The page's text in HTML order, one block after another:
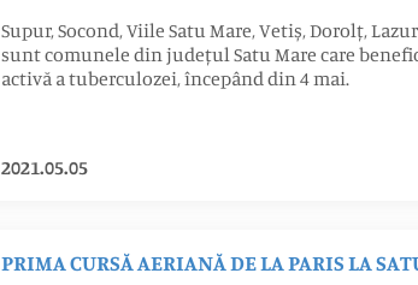
Supur, Socond, Viile Satu Mare, Vetiș, Dorolț,
sunt comunele din județul Satu Mare care
activă a tuberculozei, începând din 4 mai.
2021.05.05
PRIMA CURSĂ AERIANĂ DE LA PARIS LA